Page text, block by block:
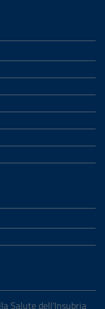
Salute dell'Insubria